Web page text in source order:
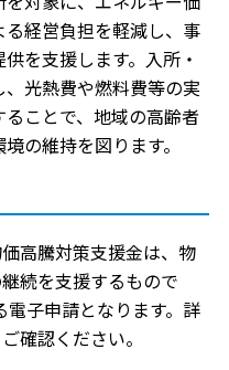
経営負担を軽減し、事
を支援します。入所・
光熱費や燃料費等の実
ことで、地域の高齢者
の維持を図ります。
高騰対策支援金は、物
続を支援するもので
電子申請となります。詳
確認ください。